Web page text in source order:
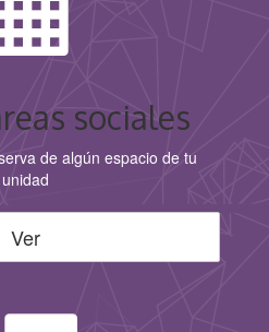
sociales
de algún espacio de tu
unidad
Ver